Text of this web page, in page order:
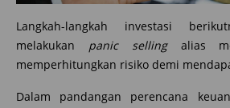
Langkah-langkah investasi
melakukan panic sellingalias
memperhitungkan risiko demi
Dalam pandangan perencana